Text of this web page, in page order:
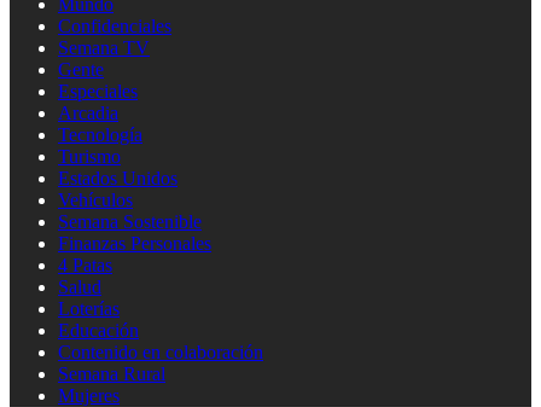
Confidenciales
Semana TV
Gente
Especiales
Arcadia
Tecnología
Turismo
Estados Unidos
Vehículos
Semana Sostenible
Finanzas Personales
4 Patas
Salud
Loterías
Educación
Contenido en colaboración
Semana Rural
Mujeres